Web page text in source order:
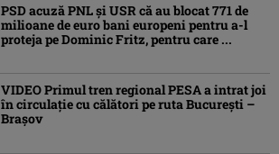
PSD acuză PNL și USR că au blocat 771 de
milioane de euro bani europeni pentru a-l
proteja pe Dominic Fritz, pentru care ...
VIDEO Primul tren regional PESA a intrat joi
în circulație cu călători pe ruta București –
Brașov